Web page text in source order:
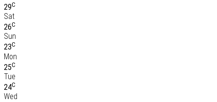
29C
Sat
26C
Sun
23C
Mon
25C
Tue
24C
Wed